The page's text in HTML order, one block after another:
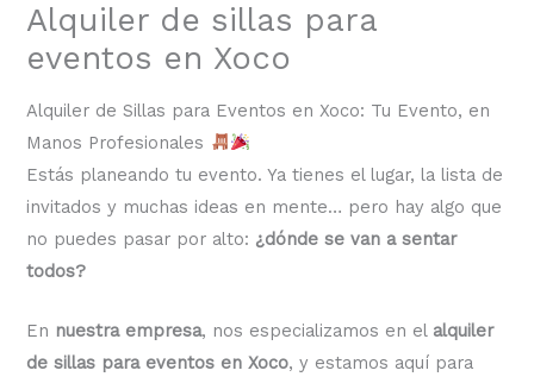
Alquiler de sillas para
eventos en Xoco
Alquiler de Sillas para Eventos en Xoco: Tu Evento, en
Manos Profesionales
Estás planeando tu evento. Ya tienes el lugar, la lista de
invitados y muchas ideas en mente… pero hay algo que
no puedes pasar por alto: ¿dónde se van a sentar
todos?
En nuestra empresa, nos especializamos en el alquiler
de sillas para eventos en Xoco, y estamos aquí para